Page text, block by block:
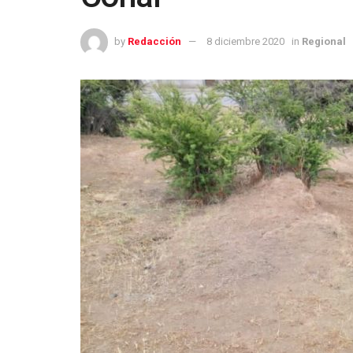
by Redacción 8 diciembre 2020 in Regional